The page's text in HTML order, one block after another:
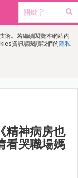
術。若繼續閱覽本網站內
資訊請閱讀我們的隱私
精神病房也
看哭職場媽